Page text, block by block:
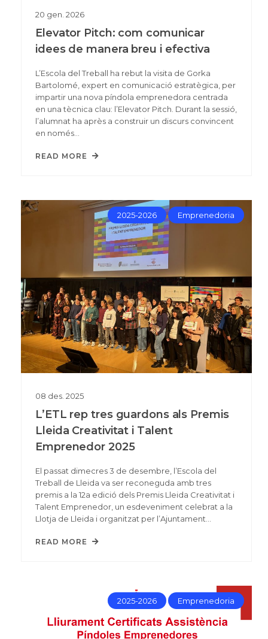
20 gen. 2026
Elevator Pitch: com comunicar
idees de manera breu i efectiva
L’Escola del Treball ha rebut la visita de Gorka
Bartolomé, expert en comunicació estratègica, per
impartir una nova píndola emprenedora centrada
en una tècnica clau: l’Elevator Pitch. Durant la sessió,
l’alumnat ha après a construir un discurs convincent
en només…
READ MORE
2025-2026 Emprenedoria
08 des. 2025
L’ETL rep tres guardons als Premis
Lleida Creativitat i Talent
Emprenedor 2025
El passat dimecres 3 de desembre, l’Escola del
Treball de Lleida va ser reconeguda amb tres
premis a la 12a edició dels Premis Lleida Creativitat i
Talent Emprenedor, un esdeveniment celebrat a la
Llotja de Lleida i organitzat per l’Ajuntament…
READ MORE
2025-2026 Emprenedoria